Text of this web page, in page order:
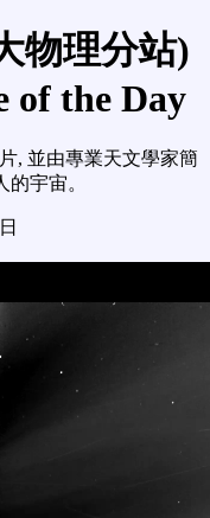
物理分站)
of the Day
, 並由專業天文學家簡
宇宙。